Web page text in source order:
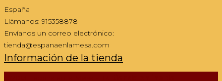
España
Llámanos: 915358878
Envíanos un correo electrónico:
tienda@espanaenlamesa.com
Información de la tienda